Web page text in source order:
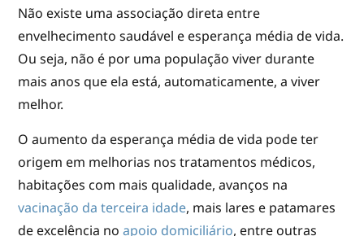
Não existe uma associação direta entre
envelhecimento saudável e esperança média de vida.
Ou seja, não é por uma população viver durante
mais anos que ela está, automaticamente, a viver
melhor.
O aumento da esperança média de vida pode ter
origem em melhorias nos tratamentos médicos,
habitações com mais qualidade, avanços na
vacinação da terceira idade, mais lares e patamares
de excelência noapoio domiciliário, entre outras